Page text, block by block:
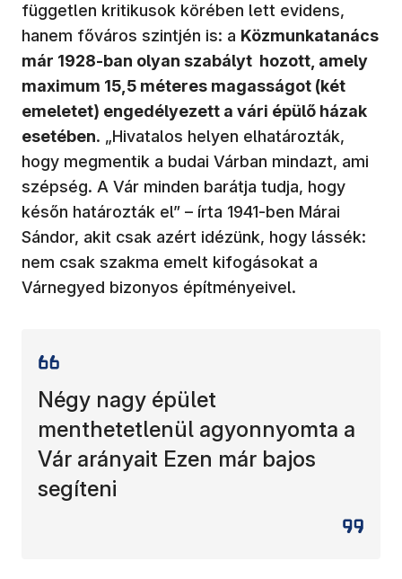
független kritikusok körében lett evidens,
hanem főváros szintjén is: a Közmunkatanács
már 1928-ban olyan szabályt hozott, amely
maximum 15,5 méteres magasságot (két
emeletet) engedélyezett a vári épülő házak
esetében. „Hivatalos helyen elhatározták,
hogy megmentik a budai Várban mindazt, ami
szépség. A Vár minden barátja tudja, hogy
későn határozták el” – írta 1941-ben Márai
Sándor, akit csak azért idézünk, hogy lássék:
nem csak szakma emelt kifogásokat a
Várnegyed bizonyos építményeivel.
Négy nagy épület
menthetetlenül agyonnyomta a
Vár arányait Ezen már bajos
segíteni